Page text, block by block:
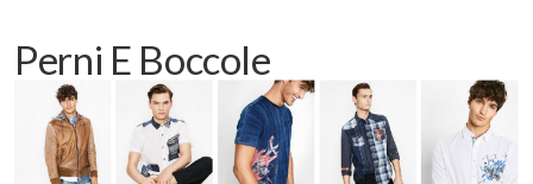
Perni E Boccole